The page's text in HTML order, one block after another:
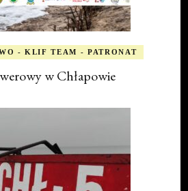
- KLIF TEAM - PATRONAT
w Chłapowie